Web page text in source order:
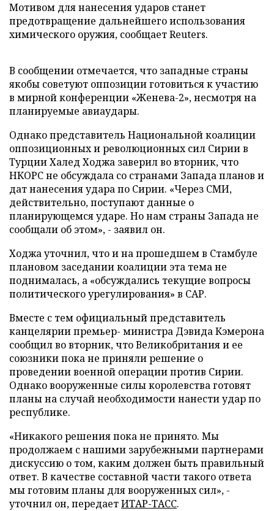
Мотивом для нанесения ударов станет
предотвращение дальнейшего использования
химического оружия, сообщает Reuters.
В сообщении отмечается, что западные страны
якобы советуют оппозиции готовиться к участию
в мирной конференции «Женева-2», несмотря на
планируемые авиаудары.
Однако представитель Национальной коалиции
оппозиционных и революционных сил Сирии в
Турции Халед Ходжа заверил во вторник, что
НКОРС не обсуждала со странами Запада планов и
дат нанесения удара по Сирии. «Через СМИ,
действительно, поступают данные о
планирующемся ударе. Но нам страны Запада не
сообщали об этом», - заявил он.
Ходжа уточнил, что и на прошедшем в Стамбуле
плановом заседании коалиции эта тема не
поднималась, а «обсуждались текущие вопросы
политического урегулирования» в САР.
Вместе с тем официальный представитель
канцелярии премьер- министра Дэвида Кэмерона
сообщил во вторник, что Великобритания и ее
союзники пока не приняли решение о
проведении военной операции против Сирии.
Однако вооруженные силы королевства готовят
планы на случай необходимости нанести удар по
республике.
«Никакого решения пока не принято. Мы
продолжаем с нашими зарубежными партнерами
дискуссию о том, каким должен быть правильный
ответ. В качестве составной части такого ответа
мы готовим планы для вооруженных сил», -
уточнил он, передаетИТАР-ТАСС.